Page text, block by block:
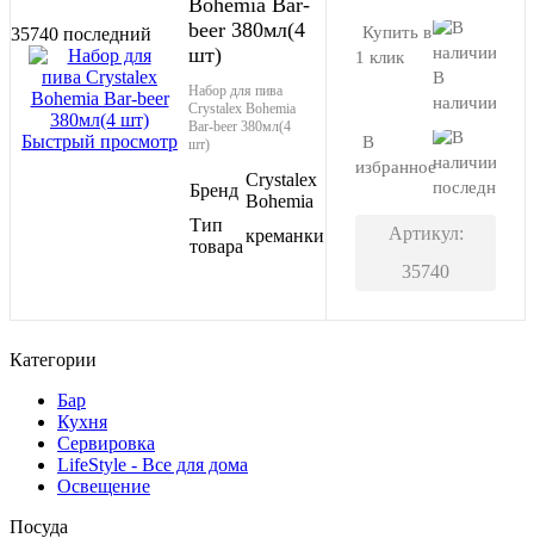
35740 последний
Быстрый просмотр
beer 380мл(4
шт)
Набор для пива
Crystalex Bohemia
Bar-beer 380мл(4
шт)
Бренд
Crystalex
Bohemia
Тип
товара
креманки
Купить в
1 клик
В
наличии
В
избранное
последний
Артикул:
35740
Категории
Бар
Кухня
Сервировка
LifeStyle - Все для дома
Освещение
Посуда